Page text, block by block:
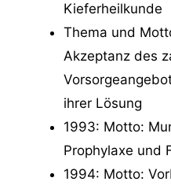
Kieferheilkunde
Thema und
Akzeptanz des
ihrer Lösung
1993: Motto:
Prophylaxe und
1994: Motto: